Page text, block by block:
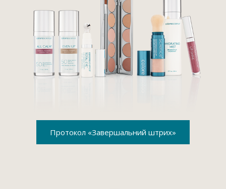
Протокол «Завершальний штрих»